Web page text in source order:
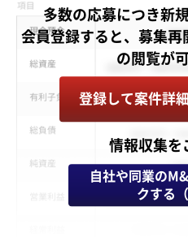
多数の応募につき新
会員登録すると、募集
登録して案件詳
情報収集を
自社や同業の
クする